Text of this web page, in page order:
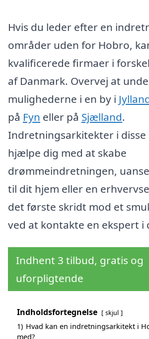
Hvis du leder efter en
områder uden for Hobro,
kvalificerede firmaer i
af Danmark. Overvej at
mulighederne i en by i
på Fyn eller på Sjælland.
Indretningsarkitekter i
hjælpe dig med at skabe
drømmeindretningen,
til dit hjem eller en
det første skridt mod et
ved at kontakte en ekspert i
Indhent 3 tilbud, gratis og
uforpligtende
Indholdsfortegnelse skjul
1) Hvad kan en indretningsarkitekt i
med?